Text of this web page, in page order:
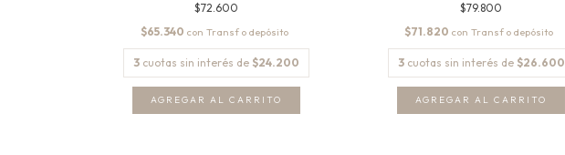
$72.600
$65.340 con
3 cuotas sin interés de $24.200
$79.800
$71.820 con
3 cuotas sin interés de $26.600